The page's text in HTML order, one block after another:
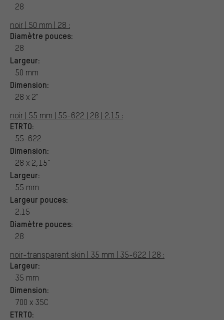
28
noir | 50 mm | 28 :
Diamètre pouces:
28
Largeur:
50 mm
Dimension:
28 x 2"
noir | 55 mm | 55-622 | 28 | 2.15 :
ETRTO:
55-622
Dimension:
28 x 2,15"
Largeur:
55 mm
Largeur pouces:
2.15
Diamètre pouces:
28
noir-transparent skin | 35 mm | 35-622 | 28 :
Largeur:
35 mm
Dimension:
700 x 35C
ETRTO: